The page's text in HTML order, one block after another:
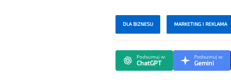
DLA BIZNESU MARKETING I REKLAMA
Podsumuj w:
ChatGPT
Podsumuj w:
Gemini